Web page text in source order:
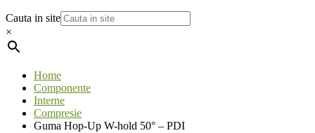
Cauta in site
×
Home
Componente
Interne
Compresie
Guma Hop-Up W-hold 50° – PDI